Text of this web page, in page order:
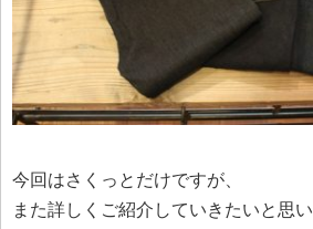
今回はさくっとだけですが、
また詳しくご紹介していきたいと思